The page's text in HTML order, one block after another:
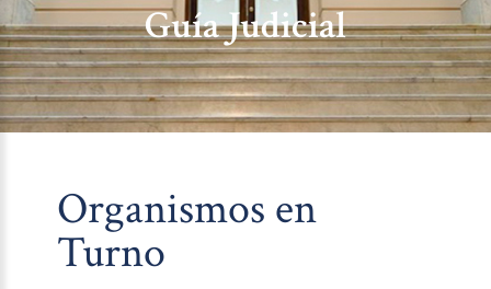
Guía Judicial
Organismos en
Turno